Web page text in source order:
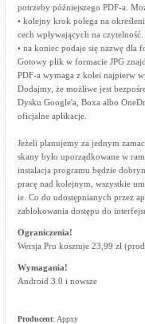
potrzeby późniejszego PDF-a.
• kolejny krok polega na
cech wpływających na
• na koniec podaje się nazwę dla
Gotowy plik w formacie JPG
PDF-a wymaga z kolei najpierw
Dodajmy, że możliwe jest
Dysku Google'a, Boxa albo
oficjalne aplikacje.
Jeżeli planujemy za jednym
skany było uporządkowane w
instalacja programu będzie
pracę nad kolejnym, wszystkie
ie. Co do udostępnianych przez
zablokowania dostępu do
Ograniczenia!
Wersja Pro kosztuje 23,99 zł
Wymagania!
Android 3.0 i nowsze
Producent: Appxy